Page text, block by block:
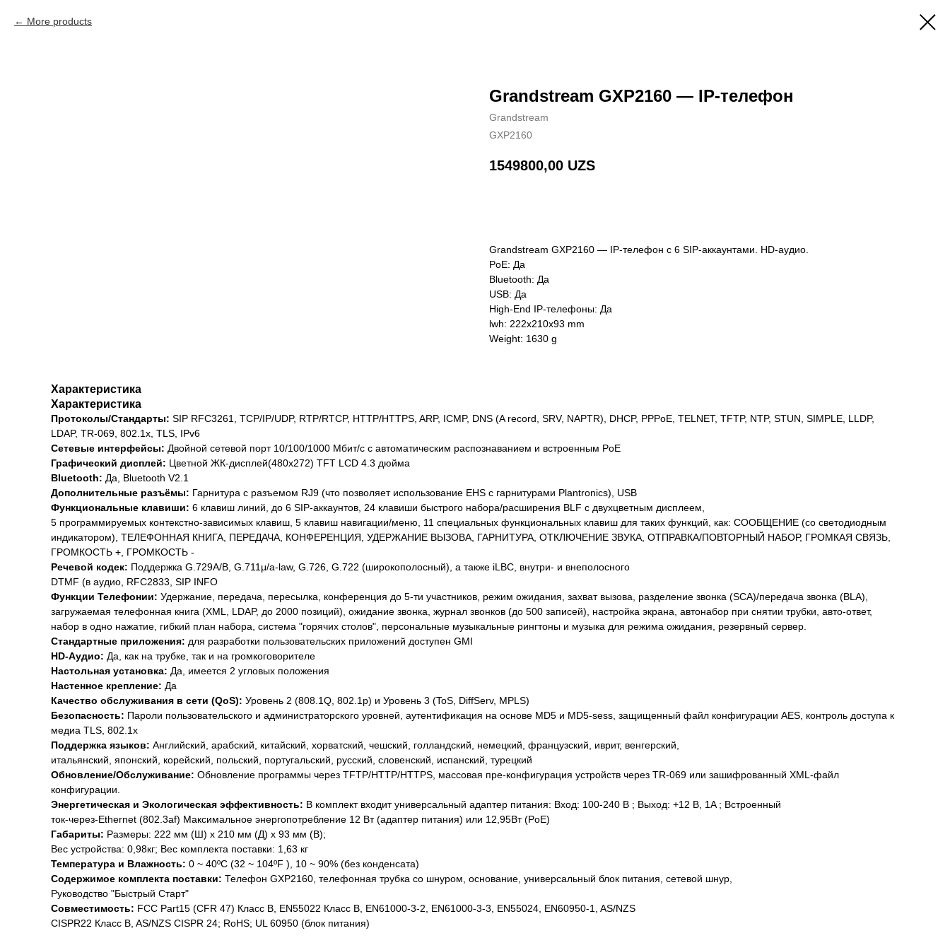
More products
Grandstream GXP2160 — IP-телефон
Grandstream
GXP2160
1549800,00 UZS
Grandstream GXP2160 — IP-телефон с 6 SIP-аккаунтами. HD-аудио.
PoE: Да
Bluetooth: Да
USB: Да
High-End IP-телефоны: Да
lwh: 222x210x93 mm
Weight: 1630 g
Характеристика
Характеристика
Протоколы/Стандарты: SIP RFC3261, TCP/IP/UDP, RTP/RTCP, HTTP/HTTPS, ARP, ICMP, DNS (A record, SRV, NAPTR), DHCP, PPPoE, TELNET, TFTP, NTP, STUN, SIMPLE, LLDP,
LDAP, TR-069, 802.1x, TLS, IPv6
Сетевые интерфейсы: Двойной сетевой порт 10/100/1000 Мбит/с с автоматическим распознаванием и встроенным PoE
Графический дисплей: Цветной ЖК-дисплей(480x272) TFT LCD 4.3 дюйма
Bluetooth: Да, Bluetooth V2.1
Дополнительные разъёмы: Гарнитура с разъемом RJ9 (что позволяет использование EHS с гарнитурами Plantronics), USB
Функциональные клавиши: 6 клавиш линий, до 6 SIP-аккаунтов, 24 клавиши быстрого набора/расширения BLF с двухцветным дисплеем,
5 программируемых контекстно-зависимых клавиш, 5 клавиш навигации/меню, 11 специальных функциональных клавиш для таких функций, как: СООБЩЕНИЕ (со светодиодным
индикатором), ТЕЛЕФОННАЯ КНИГА, ПЕРЕДАЧА, КОНФЕРЕНЦИЯ, УДЕРЖАНИЕ ВЫЗОВА, ГАРНИТУРА, ОТКЛЮЧЕНИЕ ЗВУКА, ОТПРАВКА/ПОВТОРНЫЙ НАБОР, ГРОМКАЯ СВЯЗЬ,
ГРОМКОСТЬ +, ГРОМКОСТЬ -
Речевой кодек: Поддержка G.729A/B, G.711μ/a-law, G.726, G.722 (широкополосный), а также iLBC, внутри- и внеполосного
DTMF (в аудио, RFC2833, SIP INFO
Функции Телефонии: Удержание, передача, пересылка, конференция до 5-ти участников, режим ожидания, захват вызова, разделение звонка (SCA)/передача звонка (BLA),
загружаемая телефонная книга (XML, LDAP, до 2000 позиций), ожидание звонка, журнал звонков (до 500 записей), настройка экрана, автонабор при снятии трубки, авто-ответ,
набор в одно нажатие, гибкий план набора, система "горячих столов", персональные музыкальные рингтоны и музыка для режима ожидания, резервный сервер.
Стандартные приложения: для разработки пользовательских приложений доступен GMI
HD-Аудио: Да, как на трубке, так и на громкоговорителе
Настольная установка: Да, имеется 2 угловых положения
Настенное крепление: Да
Качество обслуживания в сети (QoS): Уровень 2 (808.1Q, 802.1p) и Уровень 3 (ToS, DiffServ, MPLS)
Безопасность: Пароли пользовательского и администраторского уровней, аутентификация на основе MD5 и MD5-sess, защищенный файл конфигурации AES, контроль доступа к
медиа TLS, 802.1x
Поддержка языков: Английский, арабский, китайский, хорватский, чешский, голландский, немецкий, французский, иврит, венгерский,
итальянский, японский, корейский, польский, португальский, русский, словенский, испанский, турецкий
Обновление/Обслуживание: Обновление программы через TFTP/HTTP/HTTPS, массовая пре-конфигурация устройств через TR-069 или зашифрованный XML-файл
конфигурации.
Энергетическая и Экологическая эффективность: В комплект входит универсальный адаптер питания: Вход: 100-240 В ; Выход: +12 В, 1A ; Встроенный
ток-через-Ethernet (802.3af) Максимальное энергопотребление 12 Вт (адаптер питания) или 12,95Вт (PoE)
Габариты: Размеры: 222 мм (Ш) x 210 мм (Д) x 93 мм (В);
Вес устройства: 0,98кг; Вес комплекта поставки: 1,63 кг
Температура и Влажность: 0 ~ 40ºC (32 ~ 104ºF ), 10 ~ 90% (без конденсата)
Содержимое комплекта поставки: Телефон GXP2160, телефонная трубка со шнуром, основание, универсальный блок питания, сетевой шнур,
Руководство "Быстрый Старт"
Совместимость: FCC Part15 (CFR 47) Класс B, EN55022 Класс B, EN61000-3-2, EN61000-3-3, EN55024, EN60950-1, AS/NZS
CISPR22 Класс B, AS/NZS CISPR 24; RoHS; UL 60950 (блок питания)